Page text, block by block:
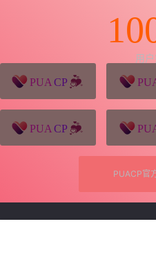
用
PUACP官